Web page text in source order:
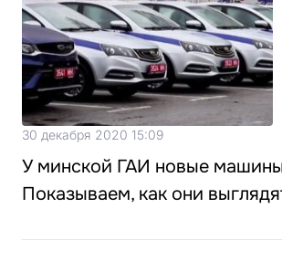
30 декабря 2020 15:09
У минской ГАИ новые
Показываем, как они